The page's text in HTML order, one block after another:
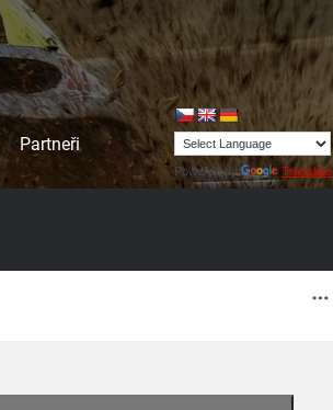
Partneři
Powered by Translate